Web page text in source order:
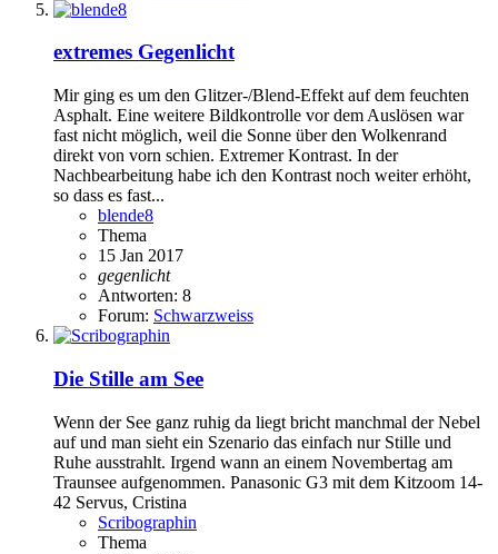
extremes Gegenlicht
Mir ging es um den Glitzer-/Blend-Effekt auf dem feuchten
Asphalt. Eine weitere Bildkontrolle vor dem Auslösen war
fast nicht möglich, weil die Sonne über den Wolkenrand
direkt von vorn schien. Extremer Kontrast. In der
Nachbearbeitung habe ich den Kontrast noch weiter erhöht,
so dass es fast...
blende8
Thema
15 Jan 2017
gegenlicht
Antworten: 8
Forum: Schwarzweiss
Die Stille am See
Wenn der See ganz ruhig da liegt bricht manchmal der Nebel
auf und man sieht ein Szenario das einfach nur Stille und
Ruhe ausstrahlt. Irgend wann an einem Novembertag am
Traunsee aufgenommen. Panasonic G3 mit dem Kitzoom 14-
42 Servus, Cristina
Scribographin
Thema